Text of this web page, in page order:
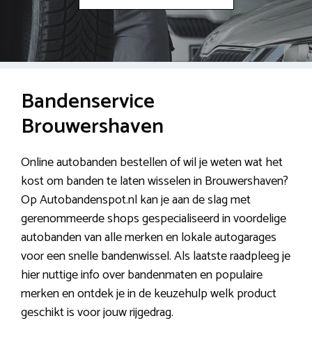
Bandenservice
Brouwershaven
Online autobanden bestellen of wil je weten wat het
kost om banden te laten wisselen in Brouwershaven?
Op Autobandenspot.nl kan je aan de slag met
gerenommeerde shops gespecialiseerd in voordelige
autobanden van alle merken en lokale autogarages
voor een snelle bandenwissel. Als laatste raadpleeg je
hier nuttige info over bandenmaten en populaire
merken en ontdek je in de keuzehulp welk product
geschikt is voor jouw rijgedrag.